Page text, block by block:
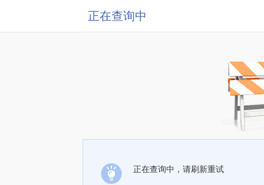
正在查询中
正在查询中，请刷新重试